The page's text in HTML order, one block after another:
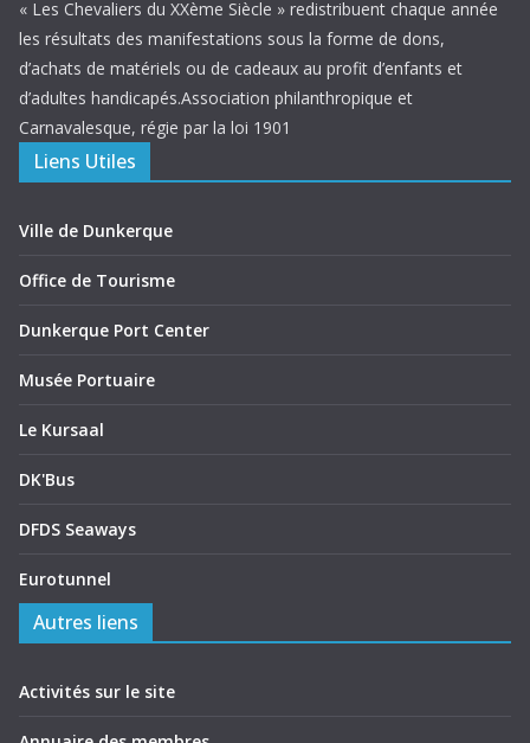
« Les Chevaliers du XXème Siècle » redistribuent chaque année
les résultats des manifestations sous la forme de dons,
d’achats de matériels ou de cadeaux au profit d’enfants et
d’adultes handicapés.Association philanthropique et
Carnavalesque, régie par la loi 1901
Liens Utiles
Ville de Dunkerque
Office de Tourisme
Dunkerque Port Center
Musée Portuaire
Le Kursaal
DK'Bus
DFDS Seaways
Eurotunnel
Autres liens
Activités sur le site